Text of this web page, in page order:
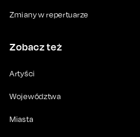
Zmiany w repertuarze
Zobacz też
Artyści
Województwa
Miasta